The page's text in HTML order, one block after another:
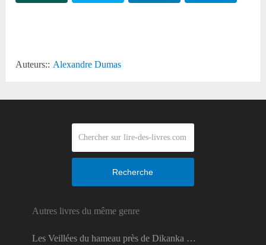
Auteurs:: Alexandre Dumas
Recherche
Autres livres du même genre
Les Veillées du hameau près de Dikanka …